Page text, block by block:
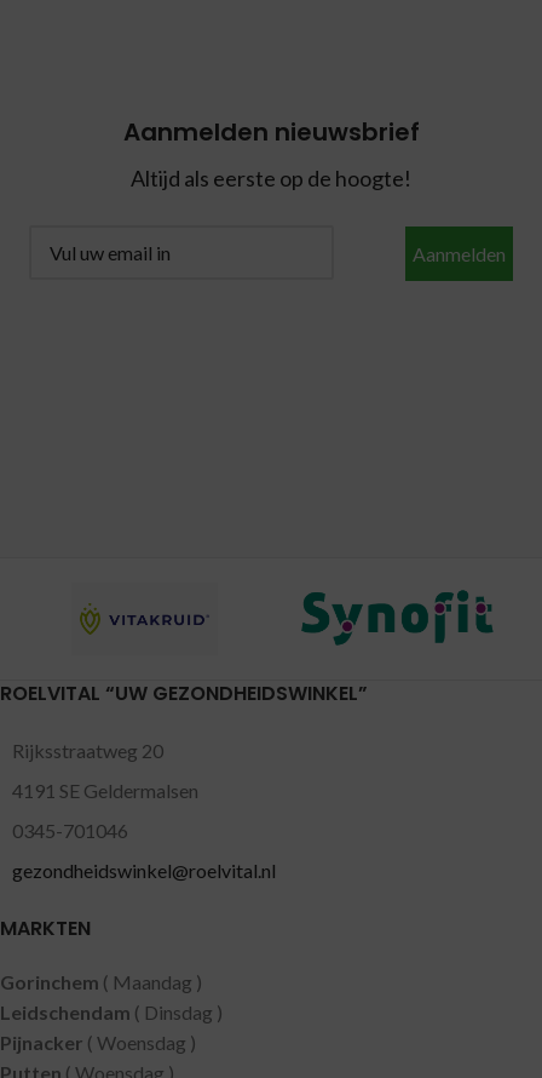
Aanmelden nieuwsbrief
Altijd als eerste op de hoogte!
Aanmelden
ROELVITAL “UW GEZONDHEIDSWINKEL”
Rijksstraatweg 20
4191 SE Geldermalsen
0345-701046
gezondheidswinkel@roelvital.nl
MARKTEN
Gorinchem ( Maandag )
Leidschendam ( Dinsdag )
Pijnacker ( Woensdag )
Putten ( Woensdag )